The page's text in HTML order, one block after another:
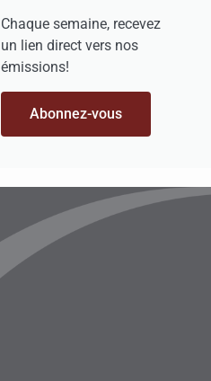
Chaque semaine, recevez
un lien direct vers nos
émissions!
Abonnez-vous